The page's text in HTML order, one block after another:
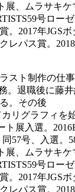
展、ムラサキ
号ロー
。2017年JGSボ
レパス賞。2018
スト制作の仕
。退職後に藤
。その後
リグラフィを
ト展入選。
57号、入選。
展、ムラサキ
号ロー
。2017年JGSボ
レパス賞。2018